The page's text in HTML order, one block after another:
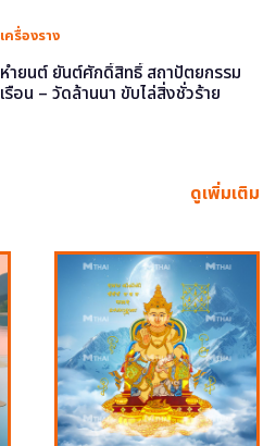
เครื่องราง
หำยนต์ ยันต์ศักดิ์สิทธิ์ สถาปัตยกรรม
เรือน – วัดล้านนา ขับไล่สิ่งชั่วร้าย
ดูเพิ่มเติม